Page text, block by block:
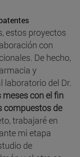
estos proyectos
con
De hecho,
y
laboratorio del Dr.
meses con el fin
compuestos de
trabajaré en
mi etapa
de